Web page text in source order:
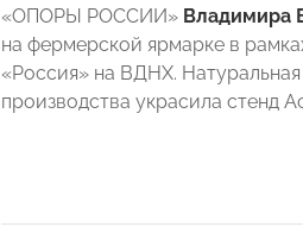
«ОПОРЫ РОССИИ» Владимира
на фермерской ярмарке в
«Россия» на ВДНХ.
производства украсила стенд